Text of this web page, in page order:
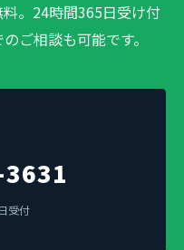
。24時間365日受け付
ご相談も可能です。
受付